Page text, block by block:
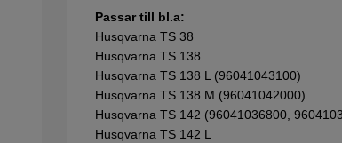
Passar till bl.a:
Husqvarna TS 38
Husqvarna TS 138
Husqvarna TS 138 L (96041043100)
Husqvarna TS 138 M (96041042000)
Husqvarna TS 142 (96041036800,
Husqvarna TS 142 L